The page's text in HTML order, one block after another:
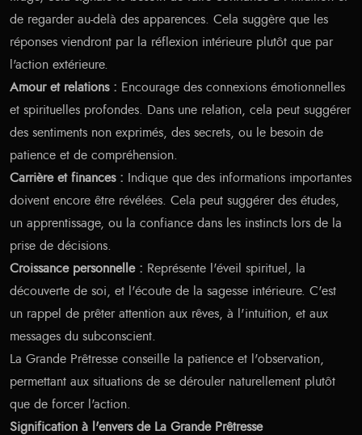
de regarder au-delà des apparences. Cela suggère que les
réponses viendront par la réflexion intérieure plutôt que par
l'action extérieure.
Amour et relations : Encourage des connexions émotionnelles
et spirituelles profondes. Dans une relation, cela peut suggérer
des sentiments non exprimés, des secrets, ou le besoin de
patience et de compréhension.
Carrière et finances : Indique que des informations importantes
doivent encore être révélées. Cela peut suggérer des études,
un apprentissage, ou la confiance dans les instincts lors de la
prise de décisions.
Croissance personnelle : Représente l'éveil spirituel, la
découverte de soi, et l'écoute de la sagesse intérieure. C'est
un rappel de prêter attention aux rêves, à l'intuition, et aux
messages du subconscient.
La Grande Prêtresse conseille la patience et l'observation,
permettant aux situations de se dérouler naturellement plutôt
que de forcer l'action.
Signification à l'envers de La Grande Prêtresse